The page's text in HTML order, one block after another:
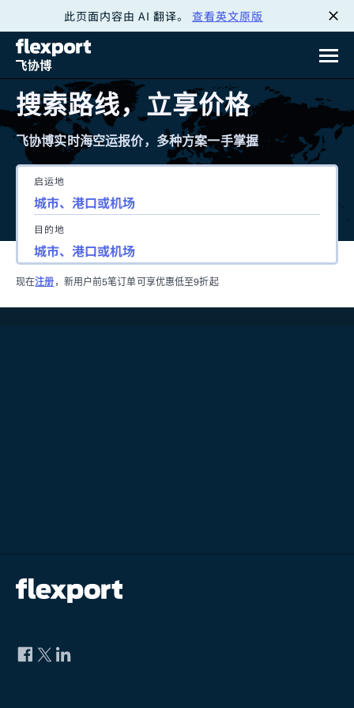
此页面内容由 AI 翻译。 查看英文原版
搜索路线，立享价格
飞协博实时海空运报价，多种方案一手掌握
启运地
目的地
现在注册 ，新用户前5笔订单可享优惠低至9折起